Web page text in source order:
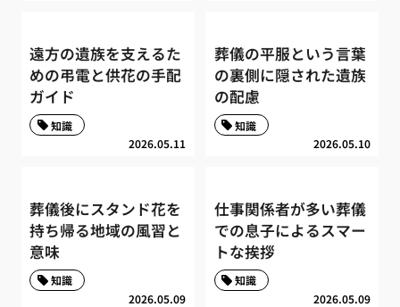
遠方の遺族を支えるた
めの弔電と供花の手配
ガイド
2026.05.11
知識
葬儀の平服という言葉
の裏側に隠された遺族
の配慮
2026.05.10
知識
葬儀後にスタンド花を
持ち帰る地域の風習と
意味
2026.05.09
知識
仕事関係者が多い葬儀
での息子によるスマー
トな挨拶
2026.05.09
知識